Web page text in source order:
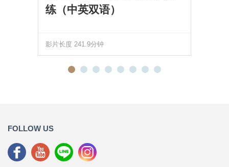
练（中英双语）
影片长度 241.9分钟
FOLLOW US